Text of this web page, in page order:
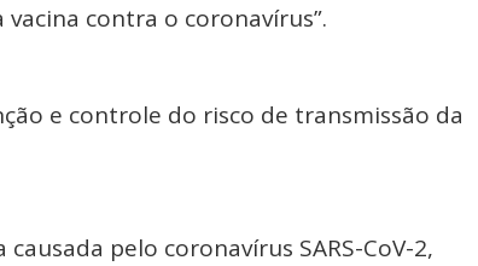
contra o coronavírus”.
e controle do risco de transmissão da
pelo coronavírus SARS-CoV-2,